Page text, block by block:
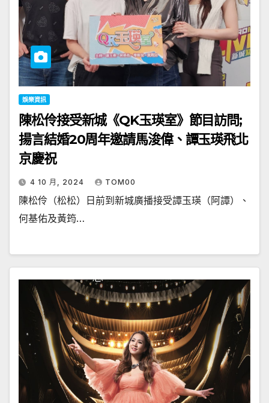
娛樂資訊
陳松伶接受新城《QK玉瑛室》節目訪問;
揚言結婚20周年邀請馬浚偉、譚玉瑛飛北
京慶祝
4 10 月, 2024 TOM00
陳松伶（松松）日前到新城廣播接受譚玉瑛（阿譚）、
何基佑及黃筠…